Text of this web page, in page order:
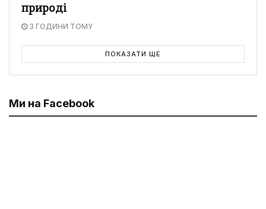
природі
3 ГОДИНИ ТОМУ
ПОКАЗАТИ ЩЕ
Ми на Facebook